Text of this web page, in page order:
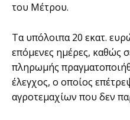
του Μέτρου.
Τα υπόλοιπα 20 εκατ.
επόμενες ημέρες, καθώς
πληρωμής
έλεγχος, ο οποίος
αγροτεμαχίων που δεν